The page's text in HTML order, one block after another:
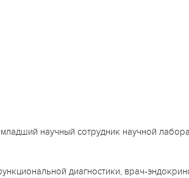
научный сотрудник научной
диагностики, врач-